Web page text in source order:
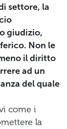
settore, la
giudizio,
Non le
il diritto
ad un
del quale
come i
la